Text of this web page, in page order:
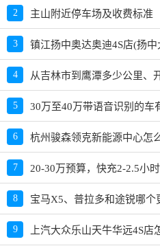
2 主山附近停车场及收费标准
3
4
5
6
7
8
9